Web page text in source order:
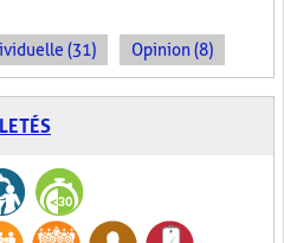
(31) Opinion (8)